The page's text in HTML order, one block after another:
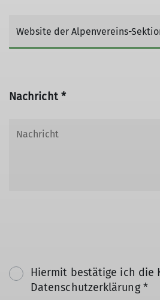
Nachricht *
Hiermit bestätige ich die
Datenschutzerklärung *